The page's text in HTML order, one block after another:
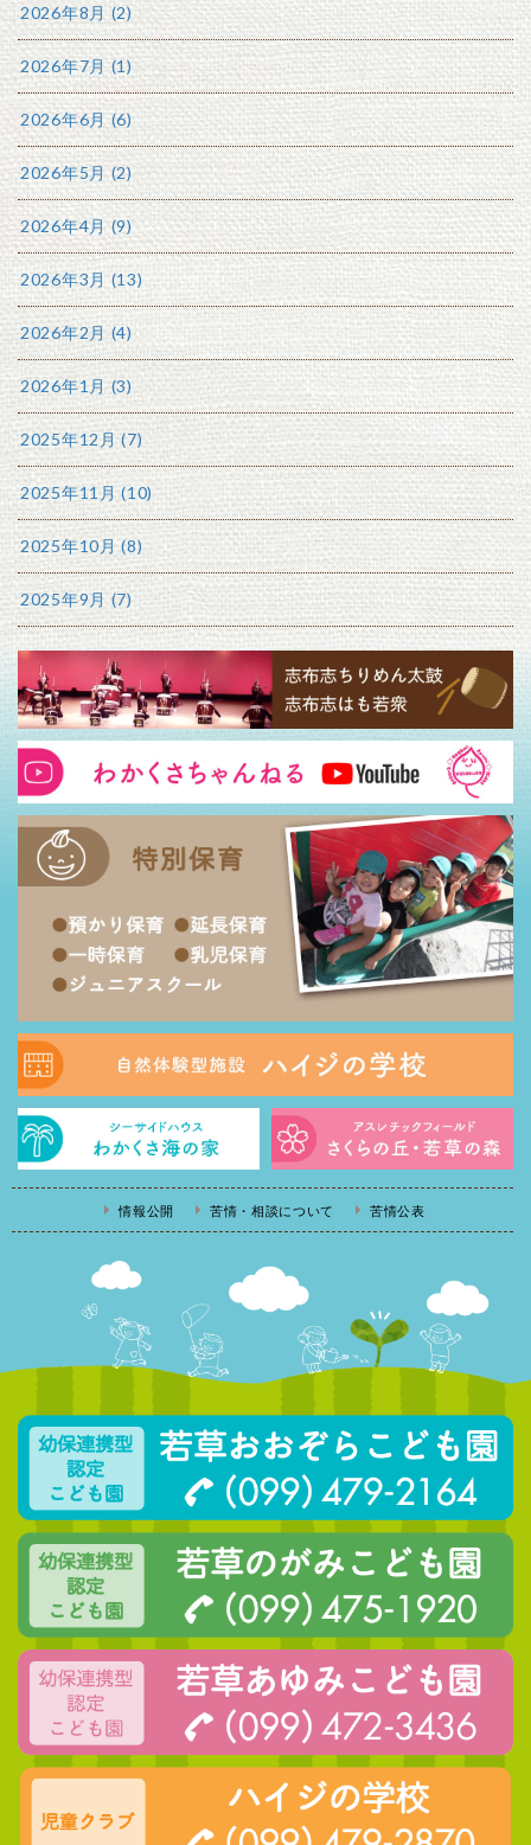
2026年8月 (2)
2026年7月 (1)
2026年6月 (6)
2026年5月 (2)
2026年4月 (9)
2026年3月 (13)
2026年2月 (4)
2026年1月 (3)
2025年12月 (7)
2025年11月 (10)
2025年10月 (8)
2025年9月 (7)
情報公開 苦情・相談について 苦情公表